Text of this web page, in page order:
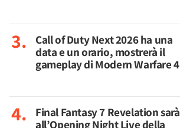
Call of Duty Next 2026 ha una
data e un orario, mostrerà il
gameplay di Modern Warfare 4
Final Fantasy 7 Revelation sarà
all’Opening Night Live della